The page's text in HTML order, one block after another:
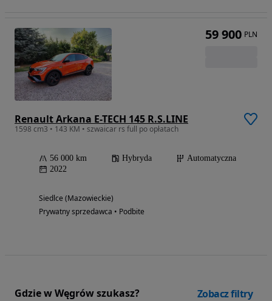
Renault Arkana E-TECH 145 R.S.LINE
1598 cm3 • 143 KM • szwaicar rs full po opłatach
56 000 km Hybryda
Automatyczna
2022
Siedlce (Mazowieckie)
Prywatny sprzedawca • Podbite
59 900 PLN
Gdzie w Węgrów szukasz? Zobacz filtry